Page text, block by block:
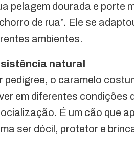
pelagem dourada e porte
de rua”. Ele se
ambientes.
natural
pedigree, o caramelo
em diferentes
É um cão que
ser dócil, protetor e